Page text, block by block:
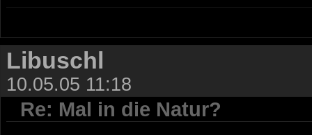
Libuschl
10.05.05 11:18
Re: Mal in die Natur?